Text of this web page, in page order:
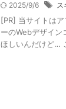
2025/9/6 ス
[PR] 当サイトは
ーのWebデザイン
ほしいんだけど…